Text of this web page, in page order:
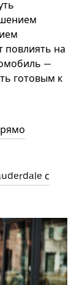
повлиять на
—
готовым к
с